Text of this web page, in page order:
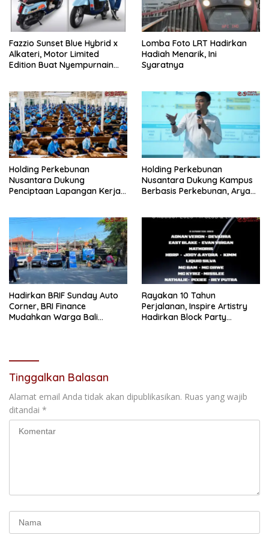
Fazzio Sunset Blue Hybrid x
Alkateri, Motor Limited
Edition Buat Nyempurnain
Lomba Foto LRT Hadirkan
Hadiah Menarik, Ini
Syaratnya
Holding Perkebunan
Nusantara Dukung
Penciptaan Lapangan Kerja,
Holding Perkebunan
Nusantara Dukung Kampus
Berbasis Perkebunan, Arya
Pertama Magister ITSI
Hadirkan BRIF Sunday Auto
Corner, BRI Finance
Mudahkan Warga Bali
Rayakan 10 Tahun
Perjalanan, Inspire Artistry
Hadirkan Block Party
Tinggalkan Balasan
Alamat email Anda tidak akan dipublikasikan. Ruas yang wajib
ditandai *